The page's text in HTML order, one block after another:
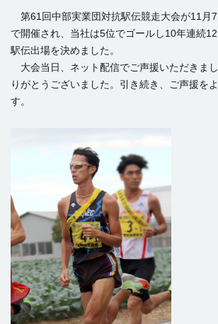
第61回中部実業団対抗駅伝競走大会が11月
で開催され、当社は5位でゴールし10年連続
駅伝出場を決めました。
大会当日、ネット配信でご声援いただきま
りがとうございました。引き続き、ご声援を
す。